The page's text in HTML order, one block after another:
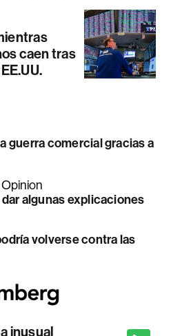
caen tras
guerra comercial gracias a
algunas explicaciones
volverse contra las
inusual